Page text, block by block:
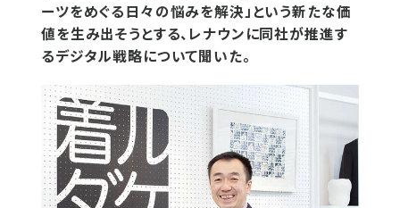
ーツをめぐる日々の悩みを解決」という新たな価
値を生み出そうとする、レナウンに同社が推進す
るデジタル戦略について聞いた。